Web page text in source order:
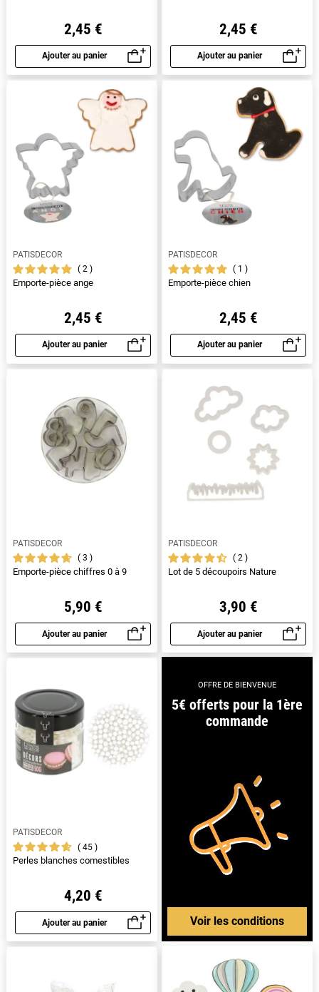
2,45 €
Ajouter au panier
Aperçu rapide
2,45 €
Ajouter au panier
Aperçu rapide
PATISDECOR
2
Emporte-pièce ange
2,45 €
Ajouter au panier
Aperçu rapide
PATISDECOR
1
Emporte-pièce chien
2,45 €
Ajouter au panier
Aperçu rapide
PATISDECOR
3
Emporte-pièce chiffres 0 à 9
5,90 €
Ajouter au panier
Aperçu rapide
PATISDECOR
2
Lot de 5 découpoirs Nature
3,90 €
Ajouter au panier
Aperçu rapide
PATISDECOR
45
Perles blanches comestibles
4,20 €
Ajouter au panier
Aperçu rapide
OFFRE DE BIENVENUE
5€ offerts pour la 1ère
commande
Voir les conditions